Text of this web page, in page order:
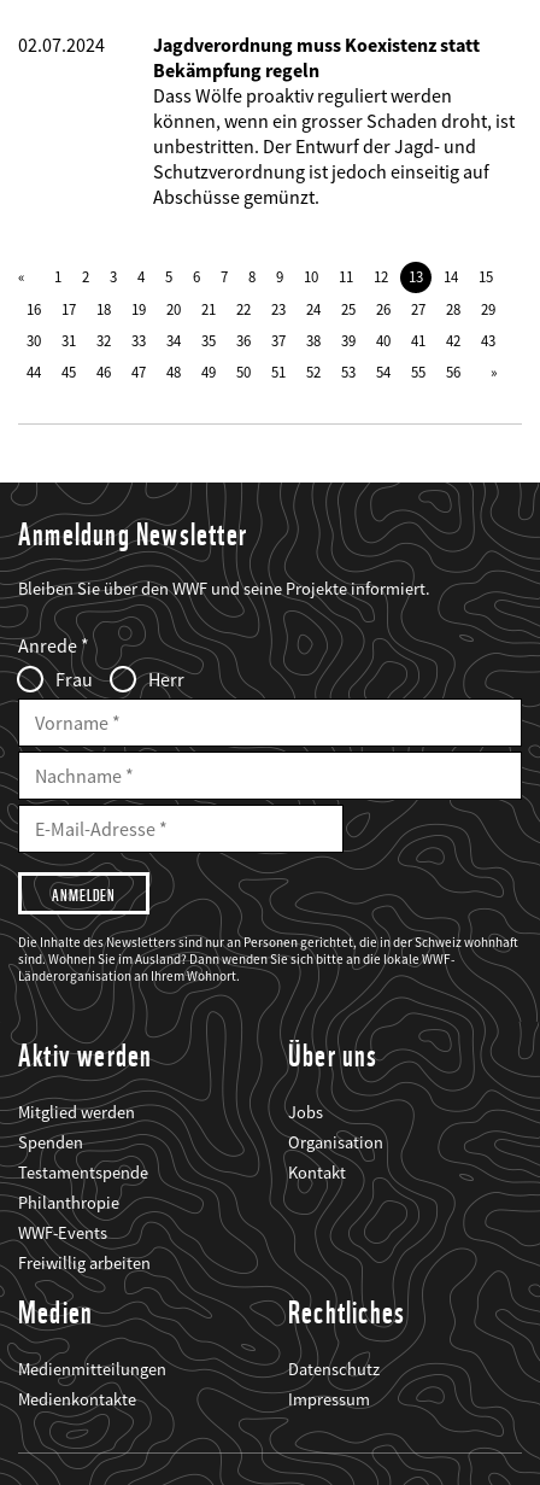
02.07.2024
Jagdverordnung muss Koexistenz statt
Bekämpfung regeln
Dass Wölfe proaktiv reguliert werden
können, wenn ein grosser Schaden droht, ist
unbestritten. Der Entwurf der Jagd- und
Schutzverordnung ist jedoch einseitig auf
Abschüsse gemünzt.
1 2 3 4 5 6 7 8 9 10 11 12 13 14
15
16
17 18 19 20 21 22 23 24 25 26 27 28
29
30
31 32 33 34 35 36 37 38 39 40 41 42
43
44
45 46 47 48 49 50 51 52 53 54 55 56
Anmeldung Newsletter
Bleiben Sie über den WWF und seine Projekte informiert.
Web2Case
Infofelder
Fieldset
anrede_name
Anrede
Frau
Herr
Vorname
Nachname
E-
Mailadresse
E-
Adresse
Ich
möchte,
dass
der
WWF
mich
über
seine
Projekte
informiert.
Die Inhalte des Newsletters sind nur an Personen gerichtet, die in der Schweiz wohnhaft
sind. Wohnen Sie im Ausland? Dann wenden Sie sich bitte an die lokale WWF-
Länderorganisation an Ihrem Wohnort.
Aktiv werden
Mitglied werden
Spenden
Testamentspende
Philanthropie
WWF-Events
Freiwillig arbeiten
Über uns
Jobs
Organisation
Kontakt
Medien
Medienmitteilungen
Medienkontakte
Rechtliches
Datenschutz
Impressum